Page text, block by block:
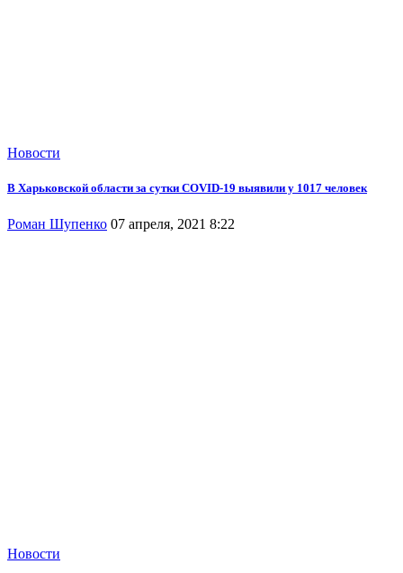
Новости
В Харьковской области за сутки COVID-19 выявили у 1017 человек
Роман Шупенко 07 апреля, 2021 8:22
Новости